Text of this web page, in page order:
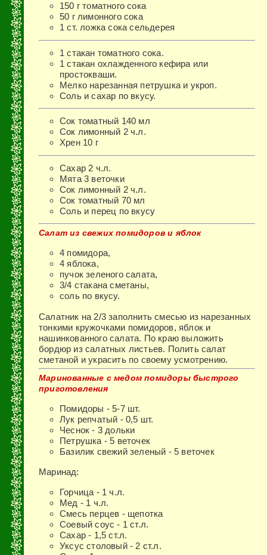
150 г томатного сока
50 г лимонного сока
1 ст. ложка сока сельдерея
1 стакан томатного сока.
1 стакан охлажденного кефира или
простокваши.
Мелко нарезанная петрушка и укроп.
Соль и сахар по вкусу.
Сок томатный 140 мл
Сок лимонный 2 ч.л.
Хрен 10 г
Сахар 2 ч.л.
Мята 3 веточки
Сок лимонный 2 ч.л.
Сок томатный 70 мл
Соль и перец по вкусу
Салат из свежих помидоров и яблок
4 помидора,
4 яблока,
пучок зеленого салата,
3/4 стакана сметаны,
соль по вкусу.
Салатник на 2/3 заполнить смесью из нарезанных
тонки­ми кружочками помидоров, яблок и
нашинкованного сала­та. По краю выложить
бордюр из салатных листьев. Полить салат
сметаной и украсить по своему усмотрению.
Маринованные с медом помидоры быстрого
приготовления
Помидоры - 5-7 шт.
Лук репчатый - 0,5 шт.
Чеснок - 3 дольки
Петрушка - 5 веточек
Базилик свежий зеленый - 5 веточек
Маринад:
Горчица - 1 ч.л.
Мед - 1 ч.л.
Смесь перцев - щепотка
Соевый соус - 1 ст.л.
Сахар - 1,5 ст.л.
Уксус столовый - 2 ст.л.